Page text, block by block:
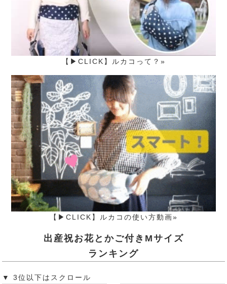
【▶CLICK】ルカコって？»
【▶CLICK】ルカコの使い方動画»
出産祝お花とかご付きMサイズ
ランキング
▼ 3位以下はスクロール